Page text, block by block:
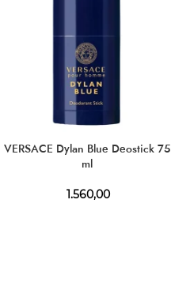
VERSACE Dylan Blue Deostick 75
ml
1.560,00